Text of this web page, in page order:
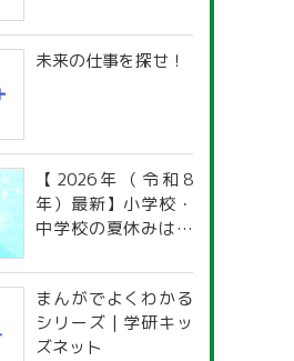
未来の仕事を探せ！
【2026年（令和8
年）最新】小学校・
中学校の夏休みはい
道府県別「夏季休暇
一覧」
まんがでよくわかる
シリーズ | 学研キッ
ズネット